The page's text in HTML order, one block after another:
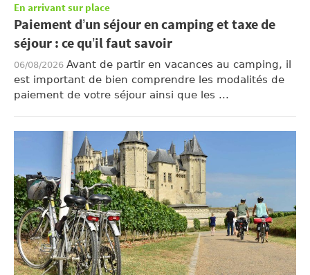
En arrivant sur place
Paiement d’un séjour en camping et taxe de
séjour : ce qu’il faut savoir
06/08/2026 Avant de partir en vacances au camping, il
est important de bien comprendre les modalités de
paiement de votre séjour ainsi que les ...